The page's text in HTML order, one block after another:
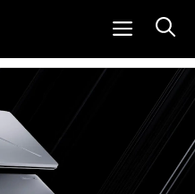
Berbagi MENU